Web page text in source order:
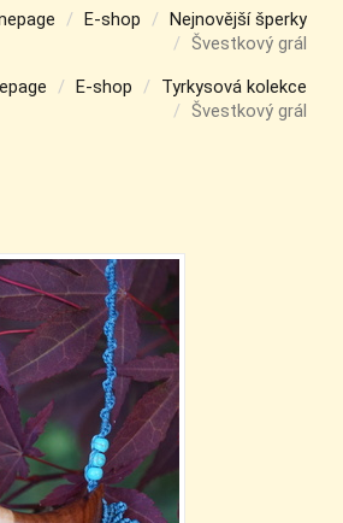
E-shop
Nejnovější šperky
Švestkový grál
E-shop
Tyrkysová kolekce
Švestkový grál